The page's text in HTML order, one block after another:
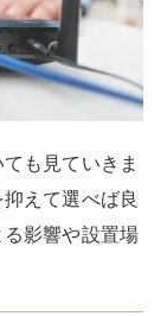
は、不具合が生
ーのサイトな
ります。中継
機が対応し